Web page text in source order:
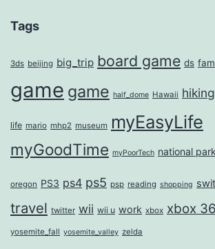
Tags
3ds beijing big_trip board game ds
game game half_dome Hawaii hiking
life mario mhp2 museum myEasyLife
myGoodTime myPoorTech national
oregon PS3 ps4 ps5 psp reading shopping
travel twitter wii wii u work xbox xbox
yosemite_fall yosemite_valley zelda